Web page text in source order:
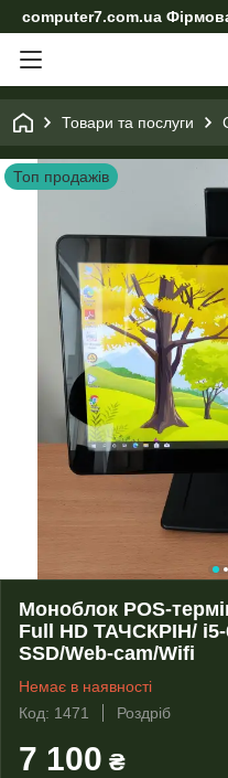
computer7.com.ua
Товари та послуги
Топ продажів
Моноблок POS-
Full HD ТАЧСКРІН/ i5-
SSD/Web-cam/Wifi
Немає в наявності
Код: 1471
Роздріб
7 100 ₴